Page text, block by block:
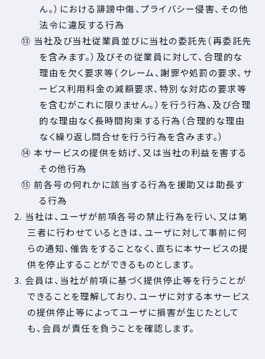
ん。）における誹謗中傷、プライバシー侵害、その他
法令に違反する行為
⑬ 当社及び当社従業員並びに当社の委託先（再委託先
を含みます。）及びその従業員に対して、合理的な
理由を欠く要求等（クレーム、謝罪や処罰の要求、サ
ービス利用料金の減額要求、特別な対応の要求等
を含むがこれに限りません。）を行う行為、及び合理
的な理由なく長時間拘束する行為（合理的な理由
なく繰り返し問合せを行う行為を含みます。）
⑭ 本サービスの提供を妨げ、又は当社の利益を害する
その他行為
⑮ 前各号の何れかに該当する行為を援助又は助長す
る行為
2. 当社は、ユーザが前項各号の禁止行為を行い、又は第
三者に行わせているときは、ユーザに対して事前に何
らの通知、催告をすることなく、直ちに本サービスの提
供を停止することができるものとします。
3. 会員は、当社が前項に基づく提供停止等を行うことが
できることを理解しており、ユーザに対する本サービス
の提供停止等によってユーザに損害が生じたとして
も、会員が責任を負うことを確認します。